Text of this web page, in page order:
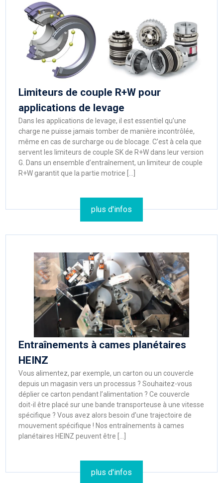
Limiteurs de couple R+W pour
applications de levage
Dans les applications de levage, il est essentiel qu’une
charge ne puisse jamais tomber de manière incontrôlée,
même en cas de surcharge ou de blocage. C’est à cela que
servent les limiteurs de couple SK de R+W dans leur version
G. Dans un ensemble d’entraînement, un limiteur de couple
R+W garantit que la partie motrice […]
plus d'infos
Entraînements à cames planétaires
HEINZ
Vous alimentez, par exemple, un carton ou un couvercle
depuis un magasin vers un processus ? Souhaitez-vous
déplier ce carton pendant l’alimentation ? Ce couvercle
doit-il être placé sur une bande transporteuse à une vitesse
spécifique ? Vous avez alors besoin d’une trajectoire de
mouvement spécifique ! Nos entraînements à cames
planétaires HEINZ peuvent être […]
plus d'infos